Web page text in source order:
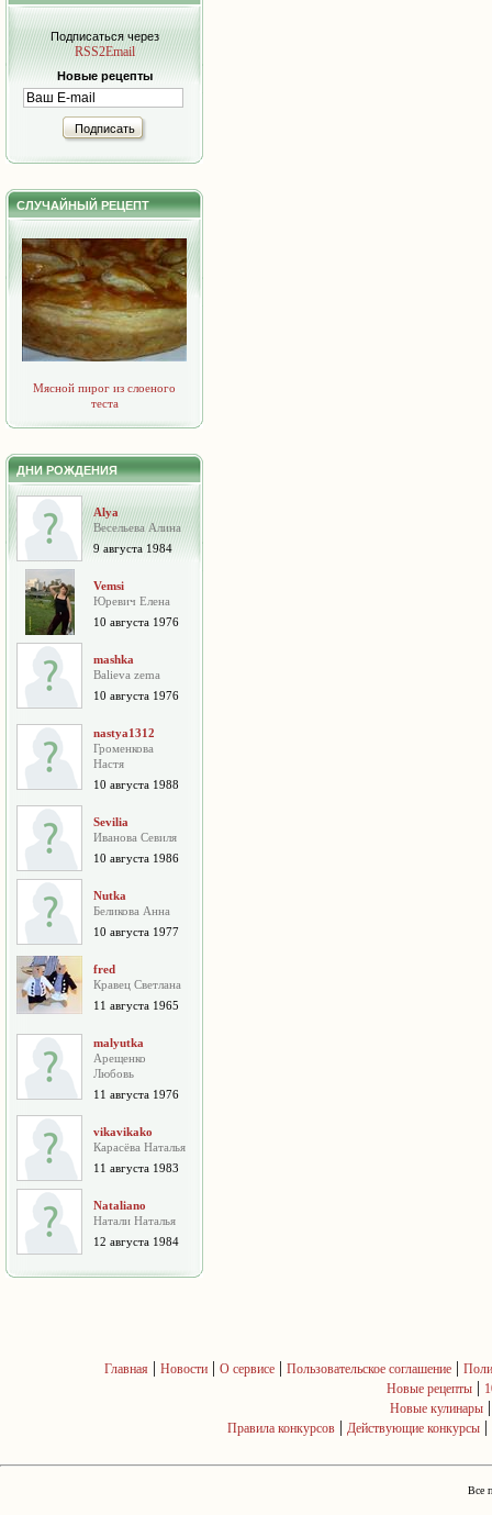
Подписаться через
RSS2Email
Новые рецепты
Подписать
СЛУЧАЙНЫЙ РЕЦЕПТ
Мясной пирог из слоеного
теста
ДНИ РОЖДЕНИЯ
Alya
Весельева Алина
9 августа 1984
Vemsi
Юревич Елена
10 августа 1976
mashka
Balieva zema
10 августа 1976
nastya1312
Громенкова
Настя
10 августа 1988
Sevilia
Иванова Севиля
10 августа 1986
Nutka
Беликова Анна
10 августа 1977
fred
Кравец Светлана
11 августа 1965
malyutka
Арещенко
Любовь
11 августа 1976
vikavikako
Карасёва Наталья
11 августа 1983
Nataliano
Натали Наталья
12 августа 1984
Главная | Новости| О сервисе| Пользовательское соглашение|
Новые рецепты |
Новые кулинары
Правила конкурсов | Действующие конкурсы |
Все